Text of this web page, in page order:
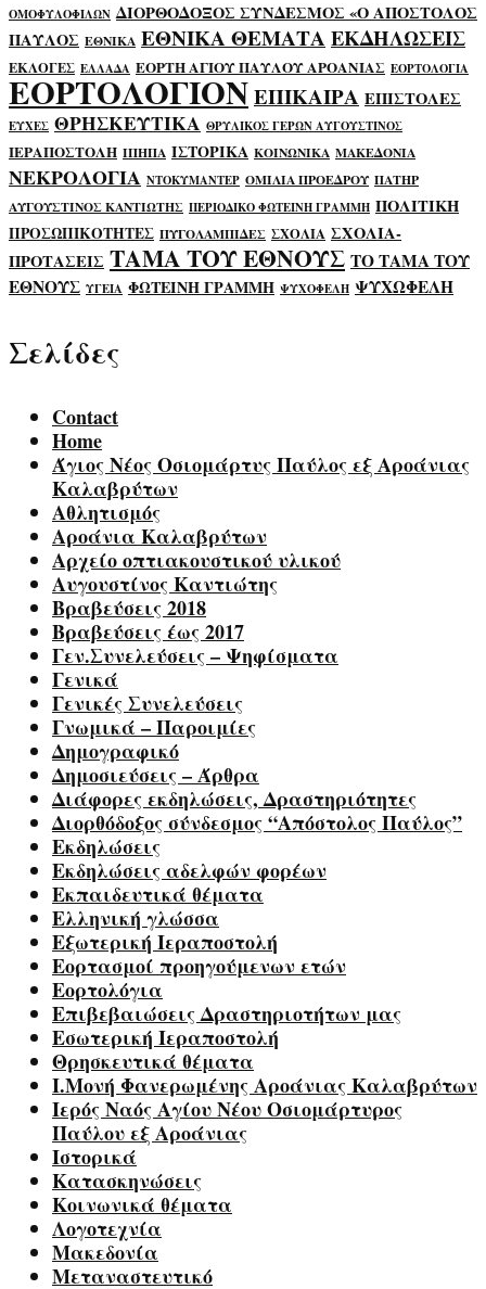
ΟΜΟΦΥΛΟΦΙΛΩΝ ΔΙΟΡΘΟΔΟΞΟΣ ΣΥΝΔΕΣΜΟΣ «Ο ΑΠΟΣΤΟΛΟΣ
ΠΑΥΛΟΣ ΕΘΝΙΚΑ ΕΘΝΙΚΑ ΘΕΜΑΤΑΕΚΔΗΛΩΣΕΙΣ
ΕΚΛΟΓΕΣ ΕΛΛΑΔΑ ΕΟΡΤΗ ΑΓΙΟΥ ΠΑΥΛΟΥ ΑΡΟΑΝΙΑΣ ΕΟΡΤΟΛΟΓΙΑ
ΕΟΡΤΟΛΟΓΙΟΝΕΠΙΚΑΙΡΑ ΕΠΙΣΤΟΛΕΣ
ΕΥΧΕΣ ΘΡΗΣΚΕΥΤΙΚΑ ΘΡΥΛΙΚΟΣ ΓΕΡΩΝ ΑΥΓΟΥΣΤΙΝΟΣ
ΙΕΡΑΠΟΣΤΟΛΗ ΙΠΗΠΑ ΙΣΤΟΡΙΚΑ ΚΟΙΝΩΝΙΚΑ ΜΑΚΕΔΟΝΙΑ
ΝΕΚΡΟΛΟΓΙΑ ΝΤΟΚΥΜΑΝΤΕΡ ΟΜΙΛΙΑ ΠΡΟΕΔΡΟΥ ΠΑΤΗΡ
ΑΥΓΟΥΣΤΙΝΟΣ ΚΑΝΤΙΩΤΗΣ ΠΕΡΙΟΔΙΚΟ ΦΩΤΕΙΝΗ ΓΡΑΜΜΗ ΠΟΛΙΤΙΚΗ
ΠΡΟΣΩΠΙΚΟΤΗΤΕΣ ΠΥΓΟΛΑΜΠΙΔΕΣ ΣΧΟΛΙΑ ΣΧΟΛΙΑ-
ΠΡΟΤΑΣΕΙΣ ΤΑΜΑ ΤΟΥ ΕΘΝΟΥΣ ΤΟ ΤΑΜΑ ΤΟΥ
ΕΘΝΟΥΣ ΥΓΕΙΑ ΦΩΤΕΙΝΗ ΓΡΑΜΜΗ ΨΥΧΟΦΕΛΗ ΨΥΧΩΦΕΛΗ
Σελίδες
Contact
Home
Άγιος Νέος Οσιομάρτυς Παύλος εξ Αροάνιας
Καλαβρύτων
Αθλητισμός
Αροάνια Καλαβρύτων
Αρχείο οπτιακουστικού υλικού
Αυγουστίνος Καντιώτης
Βραβεύσεις 2018
Βραβεύσεις έως 2017
Γεν.Συνελεύσεις – Ψηφίσματα
Γενικά
Γενικές Συνελεύσεις
Γνωμικά – Παροιμίες
Δημογραφικό
Δημοσιεύσεις – Άρθρα
Διάφορες εκδηλώσεις, Δραστηριότητες
Διορθόδοξος σύνδεσμος “Απόστολος Παύλος”
Εκδηλώσεις
Εκδηλώσεις αδελφών φορέων
Εκπαιδευτικά θέματα
Ελληνική γλώσσα
Εξωτερική Ιεραποστολή
Εορτασμοί προηγούμενων ετών
Εορτολόγια
Επιβεβαιώσεις Δραστηριοτήτων μας
Εσωτερική Ιεραποστολή
Θρησκευτικά θέματα
Ι.Μονή Φανερωμένης Αροάνιας Καλαβρύτων
Ιερός Ναός Αγίου Νέου Οσιομάρτυρος
Παύλου εξ Αροάνιας
Ιστορικά
Κατασκηνώσεις
Κοινωνικά θέματα
Λογοτεχνία
Μακεδονία
Μεταναστευτικό